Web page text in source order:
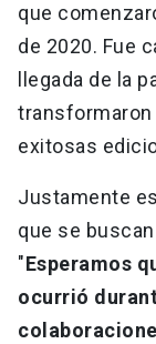
que
de 2020. Fue
llegada de la
transformaron
exitosas
Justamente
que se
"Esperamos
ocurrió